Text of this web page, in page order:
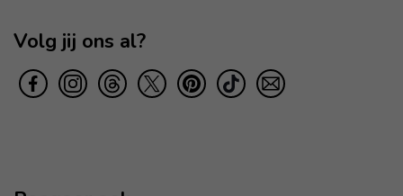
Volg jij ons al?